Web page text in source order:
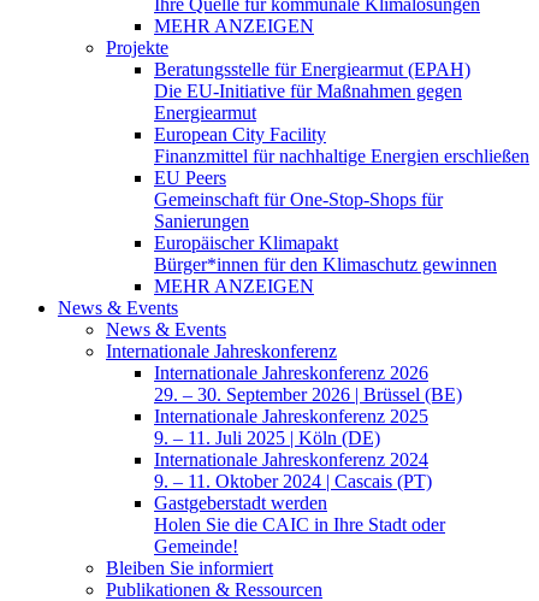
Ihre Quelle für kommunale Klimalösungen
MEHR ANZEIGEN
Projekte
Beratungsstelle für Energiearmut (EPAH)
Die EU-Initiative für Maßnahmen gegen
Energiearmut
European City Facility
Finanzmittel für nachhaltige Energien erschließen
EU Peers
Gemeinschaft für One-Stop-Shops für
Sanierungen
Europäischer Klimapakt
Bürger*innen für den Klimaschutz gewinnen
MEHR ANZEIGEN
News & Events
News & Events
Internationale Jahreskonferenz
Internationale Jahreskonferenz 2026
29. – 30. September 2026 | Brüssel (BE)
Internationale Jahreskonferenz 2025
9. – 11. Juli 2025 | Köln (DE)
Internationale Jahreskonferenz 2024
9. – 11. Oktober 2024 | Cascais (PT)
Gastgeberstadt werden
Holen Sie die CAIC in Ihre Stadt oder
Gemeinde!
Bleiben Sie informiert
Publikationen & Ressourcen